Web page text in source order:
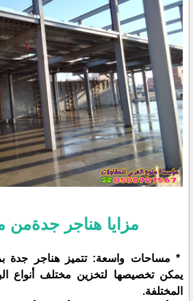
مزايا هناجر جدةمن
* مساحات واسعة: تتميز هناجر جدة
يمكن تخصيصها لتخزين مختلف أنواع
المختلفة.